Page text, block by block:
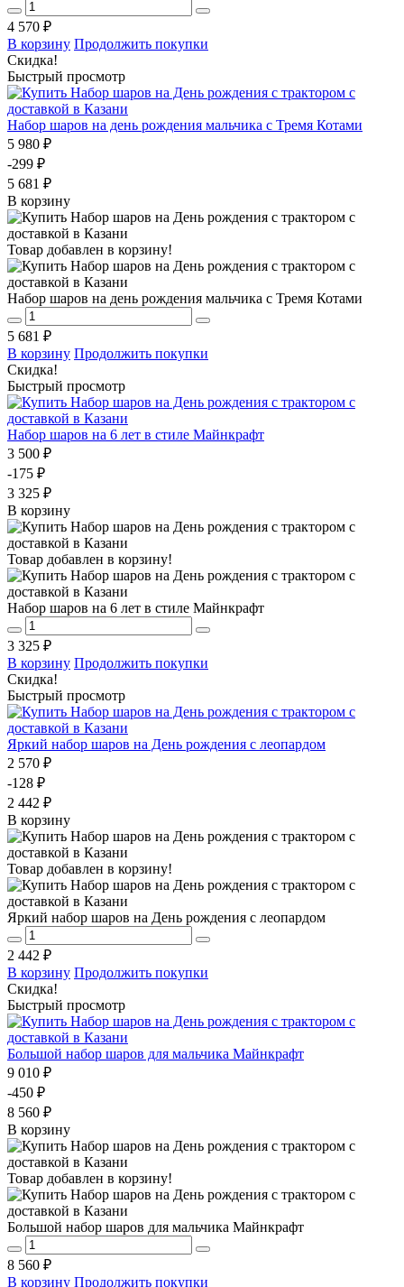
4 570 ₽
В корзину Продолжить покупки
Скидка!
Быстрый просмотр
Набор шаров на день рождения мальчика с Тремя Котами
5 980 ₽
-299 ₽
5 681 ₽
В корзину
Товар добавлен в корзину!
Набор шаров на день рождения мальчика с Тремя Котами
5 681 ₽
В корзину Продолжить покупки
Скидка!
Быстрый просмотр
Набор шаров на 6 лет в стиле Майнкрафт
3 500 ₽
-175 ₽
3 325 ₽
В корзину
Товар добавлен в корзину!
Набор шаров на 6 лет в стиле Майнкрафт
3 325 ₽
В корзину Продолжить покупки
Скидка!
Быстрый просмотр
Яркий набор шаров на День рождения с леопардом
2 570 ₽
-128 ₽
2 442 ₽
В корзину
Товар добавлен в корзину!
Яркий набор шаров на День рождения с леопардом
2 442 ₽
В корзину Продолжить покупки
Скидка!
Быстрый просмотр
Большой набор шаров для мальчика Майнкрафт
9 010 ₽
-450 ₽
8 560 ₽
В корзину
Товар добавлен в корзину!
Большой набор шаров для мальчика Майнкрафт
8 560 ₽
В корзину Продолжить покупки